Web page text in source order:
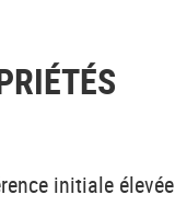
initiale élevée